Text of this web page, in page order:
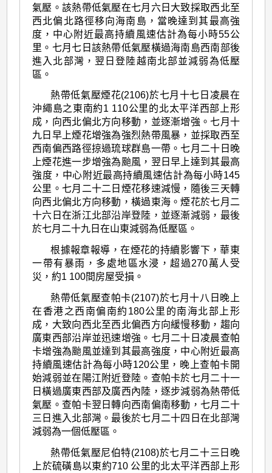
氣壓。該熱帶低氣壓在七月六日大致採取西北至
西北偏北路徑移向海南島，當晚達到其最高強
度，中心附近最高持續風速估計為每小時55公
里。七月七日該熱帶低氣壓橫過海南島西南部後
進入北部灣，翌日登陸越南北部並減弱為低壓
區。
熱帶低氣壓煙花(2106)於七月十七日凌晨在
沖繩島之東南約1 110公里的北太平洋西部上形
成，向西北偏北方向移動，並逐漸增強。七月十
九日早上煙花增強為強烈熱帶風暴，並採取西至
西南偏西路徑掠過琉球群島一帶。七月二十日晚
上煙花進一步增強為颱風，翌日早上達到其最高
強度，中心附近最高持續風速估計為每小時145
公里。七月二十二日煙花移速減慢，隨後三天轉
向西北偏北方向移動，橫過東海。煙花於七月二
十六日在浙江北部沿岸登陸，並逐漸減弱，最後
於七月二十九日在山東減弱為低壓區。
根據報章報導，在煙花的持續影響下，華東
一帶有暴雨，多處地區水浸，超過270萬人受
災，約1 100間房屋受損。
熱帶低氣壓查帕卡(2107)於七月十八日晚上
在香港之西南偏南約180公里的南海北部上形
成，大致向西北至西北偏西方向緩慢移動，趨向
廣東西部沿岸並迅速增強。七月二十日凌晨查帕
卡增強為颱風並達到其最高強度，中心附近最高
持續風速估計為每小時120公里，晚上查帕卡開
始減弱並在陽江附近登陸。查帕卡於七月二十一
日橫過廣東西部及廣西內陸，逐步減弱為熱帶低
氣壓。查帕卡翌日轉向西南偏南移動，七月二十
三日進入北部灣。最後於七月二十四日在北部灣
減弱為一個低壓區。
熱帶低氣壓尼伯特(2108)於七月二十三日晚
上於硫磺島以東約710 公里的北太平洋西部上形